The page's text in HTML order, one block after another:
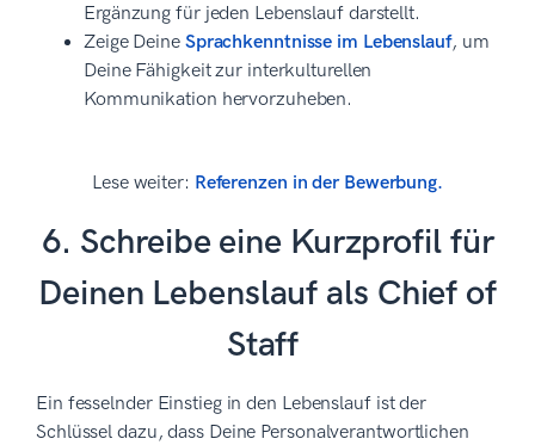
Ergänzung für jeden Lebenslauf darstellt.
Zeige Deine Sprachkenntnisse im Lebenslauf, um
Deine Fähigkeit zur interkulturellen
Kommunikation hervorzuheben.
Lese weiter: Referenzen in der Bewerbung.
6. Schreibe eine Kurzprofil für
Deinen Lebenslauf als Chief of
Staff
Ein fesselnder Einstieg in den Lebenslauf ist der
Schlüssel dazu, dass Deine Personalverantwortlichen